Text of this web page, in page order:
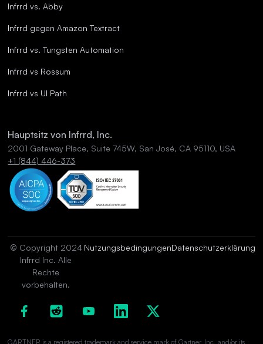
Infrrd vs. Abby
Infrrd gegen Amazon Textract
Infrrd vs. Tungsten Automation
Infrrd vs Rossum
Infrrd vs UI Path
Hauptsitz von Infrrd, Inc.
2001 Gateway Place, Suite 745W, San José, CA 95110, USA
+1 (844) 446-373
© Copyright 2024
Infrrd Inc. Alle
Rechte
vorbehalten.
NutzungsbedingungenDatenschutzerklärung
GARTNER is a registered trademark and service mark of Gartner, Inc. and/or its